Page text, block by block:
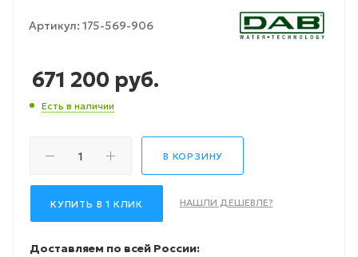
Артикул: 175-569-906
671 200 руб.
Есть в наличии
В КОРЗИНУ
КУПИТЬ В 1 КЛИК НАШЛИ ДЕШЕВЛЕ?
Доставляем по всей России: